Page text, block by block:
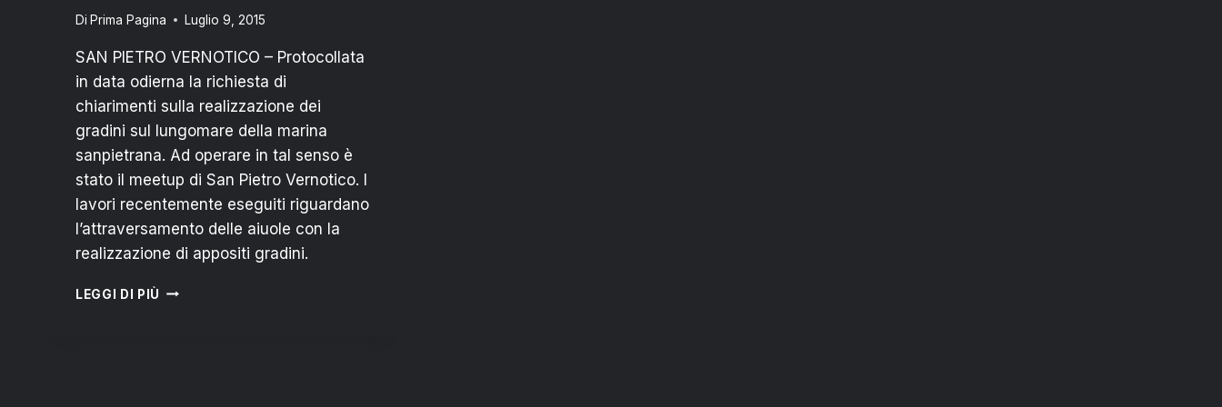
Di Prima Pagina Luglio 9, 2015
SAN PIETRO VERNOTICO – Protocollata
in data odierna la richiesta di
chiarimenti sulla realizzazione dei
gradini sul lungomare della marina
sanpietrana. Ad operare in tal senso è
stato il meetup di San Pietro Vernotico. I
lavori recentemente eseguiti riguardano
l’attraversamento delle aiuole con la
realizzazione di appositi gradini.
LEGGI DI PIÙ GRADINI